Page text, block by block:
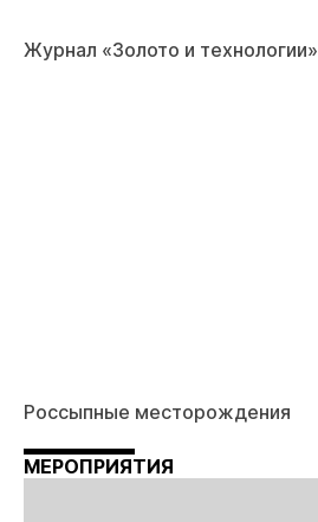
Журнал «Золото и технологии»
Россыпные месторождения
МЕРОПРИЯТИЯ